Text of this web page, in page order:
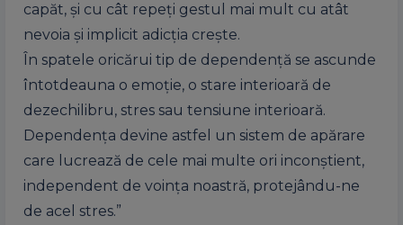
capăt, şi cu cât repeţi gestul mai mult cu atât
nevoia şi implicit adicţia creşte.
În spatele oricărui tip de dependență se ascunde
întotdeauna o emoţie, o stare interioară de
dezechilibru, stres sau tensiune interioară.
Dependența devine astfel un sistem de apărare
care lucrează de cele mai multe ori inconştient,
independent de voinţa noastră, protejându-ne
de acel stres.”